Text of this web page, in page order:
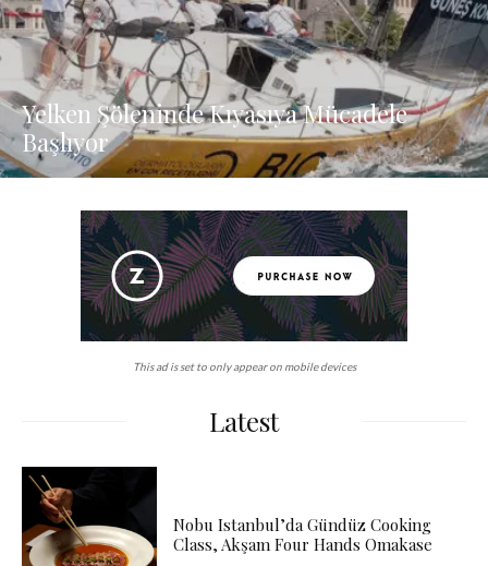
Yelken Şöleninde Kıyasıya Mücadele
Başlıyor
This ad is set to only appear on mobile devices
Latest
Nobu Istanbul’da Gündüz Cooking
Class, Akşam Four Hands Omakase